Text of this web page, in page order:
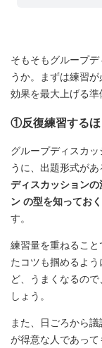
そもそもグループ
うか。まずは練習
効果を最大上げる準
①反復練習するほ
グループディスカ
うに、出題形式があ
ディスカッション
ン の型を知っておく
す。
練習量を重ねるこ
たコツも掴めるよ
ど、うまくなるの
しょう。
また、日ごろから
が得意な人であっ